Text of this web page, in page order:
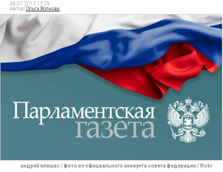
06.07.2017 13:29
Автор:Ольга Волкова
андрей клишас / фото из официального аккаунта совета федерации / flickr